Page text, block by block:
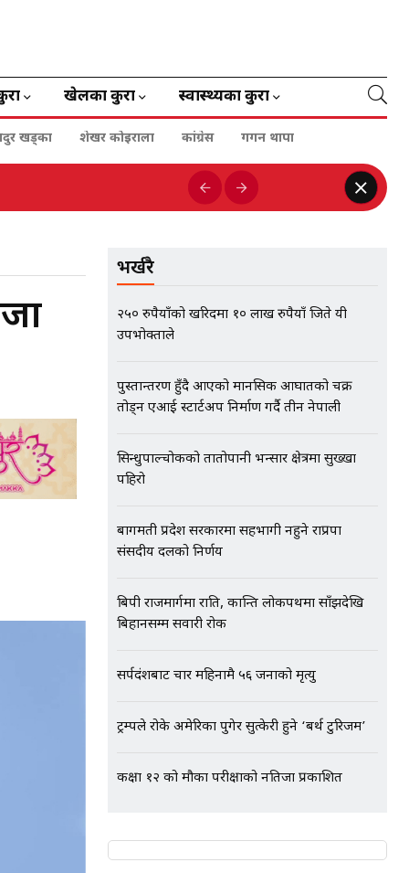
खेलका कुरा स्वास्थ्यका कुरा
खड्का शेखर कोइराला कांग्रेस गगन थापा
भर्खरै
२५० रुपैयाँको खरिदमा १० लाख रुपैयाँ जिते यी
उपभोक्ताले
पुस्तान्तरण हुँदै आएको मानसिक आघातको चक्र
तोड्न एआई स्टार्टअप निर्माण गर्दै तीन नेपाली
सिन्धुपाल्चोकको तातोपानी भन्सार क्षेत्रमा सुख्खा
पहिरो
बागमती प्रदेश सरकारमा सहभागी नहुने राप्रपा
संसदीय दलको निर्णय
बिपी राजमार्गमा राति, कान्ति लोकपथमा साँझदेखि
बिहानसम्म सवारी रोक
सर्पदंशबाट चार महिनामै ५६ जनाको मृत्यु
ट्रम्पले रोके अमेरिका पुगेर सुत्केरी हुने ‘बर्थ टुरिजम’
कक्षा १२ को मौका परीक्षाको नतिजा प्रकाशित